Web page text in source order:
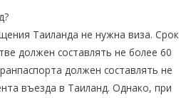
Таиланда не нужна виза. Срок
должен составлять не более 60
должен составлять не
въезда в Таиланд. Однако, при